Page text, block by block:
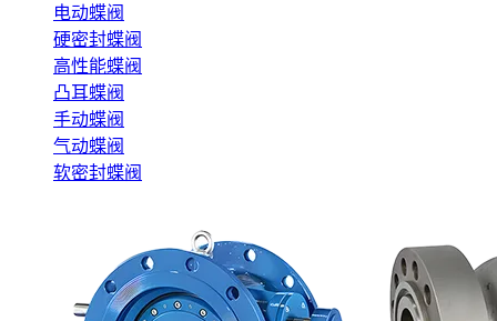
电动蝶阀
硬密封蝶阀
高性能蝶阀
凸耳蝶阀
手动蝶阀
气动蝶阀
软密封蝶阀